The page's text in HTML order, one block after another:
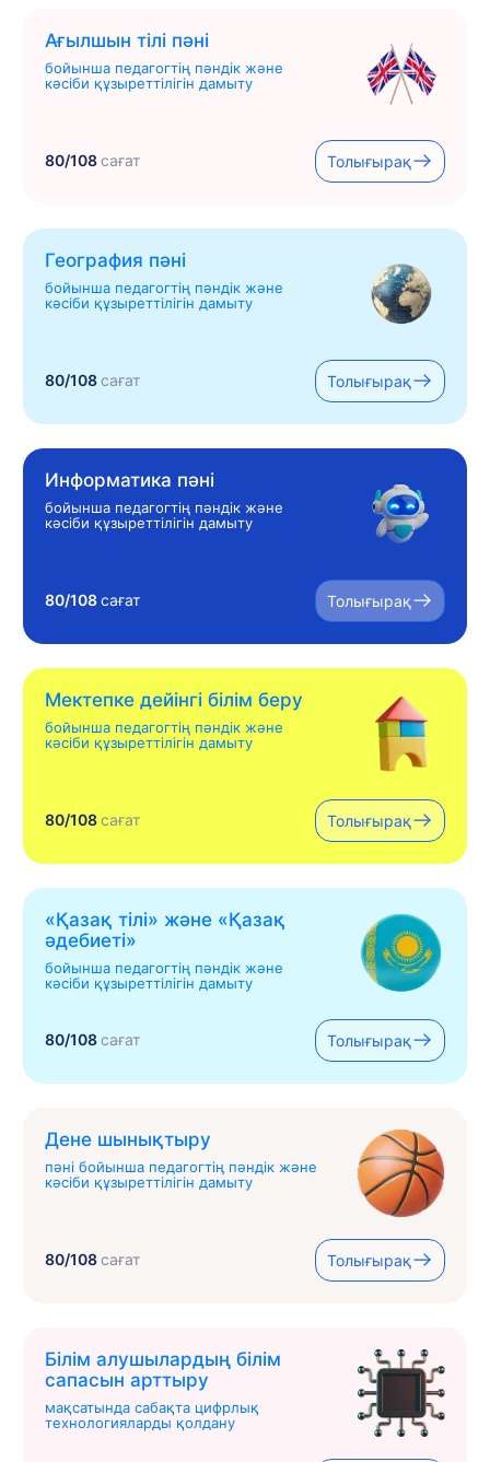
Ағылшын тілі пәні
бойынша педагогтің пәндік және
кәсіби құзыреттілігін дамыту
80/108сағат Толығырақ
География пәні
бойынша педагогтің пәндік және
кәсіби құзыреттілігін дамыту
80/108сағат Толығырақ
Информатика пәні
бойынша педагогтің пәндік және
кәсіби құзыреттілігін дамыту
80/108сағат Толығырақ
Мектепке дейінгі білім беру
бойынша педагогтің пәндік және
кәсіби құзыреттілігін дамыту
80/108сағат Толығырақ
«Қазақ тілі» жəне «Қазақ
əдебиеті»
бойынша педагогтің пәндік және
кәсіби құзыреттілігін дамыту
80/108сағат Толығырақ
Дене шынықтыру
пәні бойынша педагогтің пәндік және
кәсіби құзыреттілігін дамыту
80/108сағат Толығырақ
Білім алушылардың білім
сапасын арттыру
мақсатында сабақта цифрлық
технологияларды қолдану